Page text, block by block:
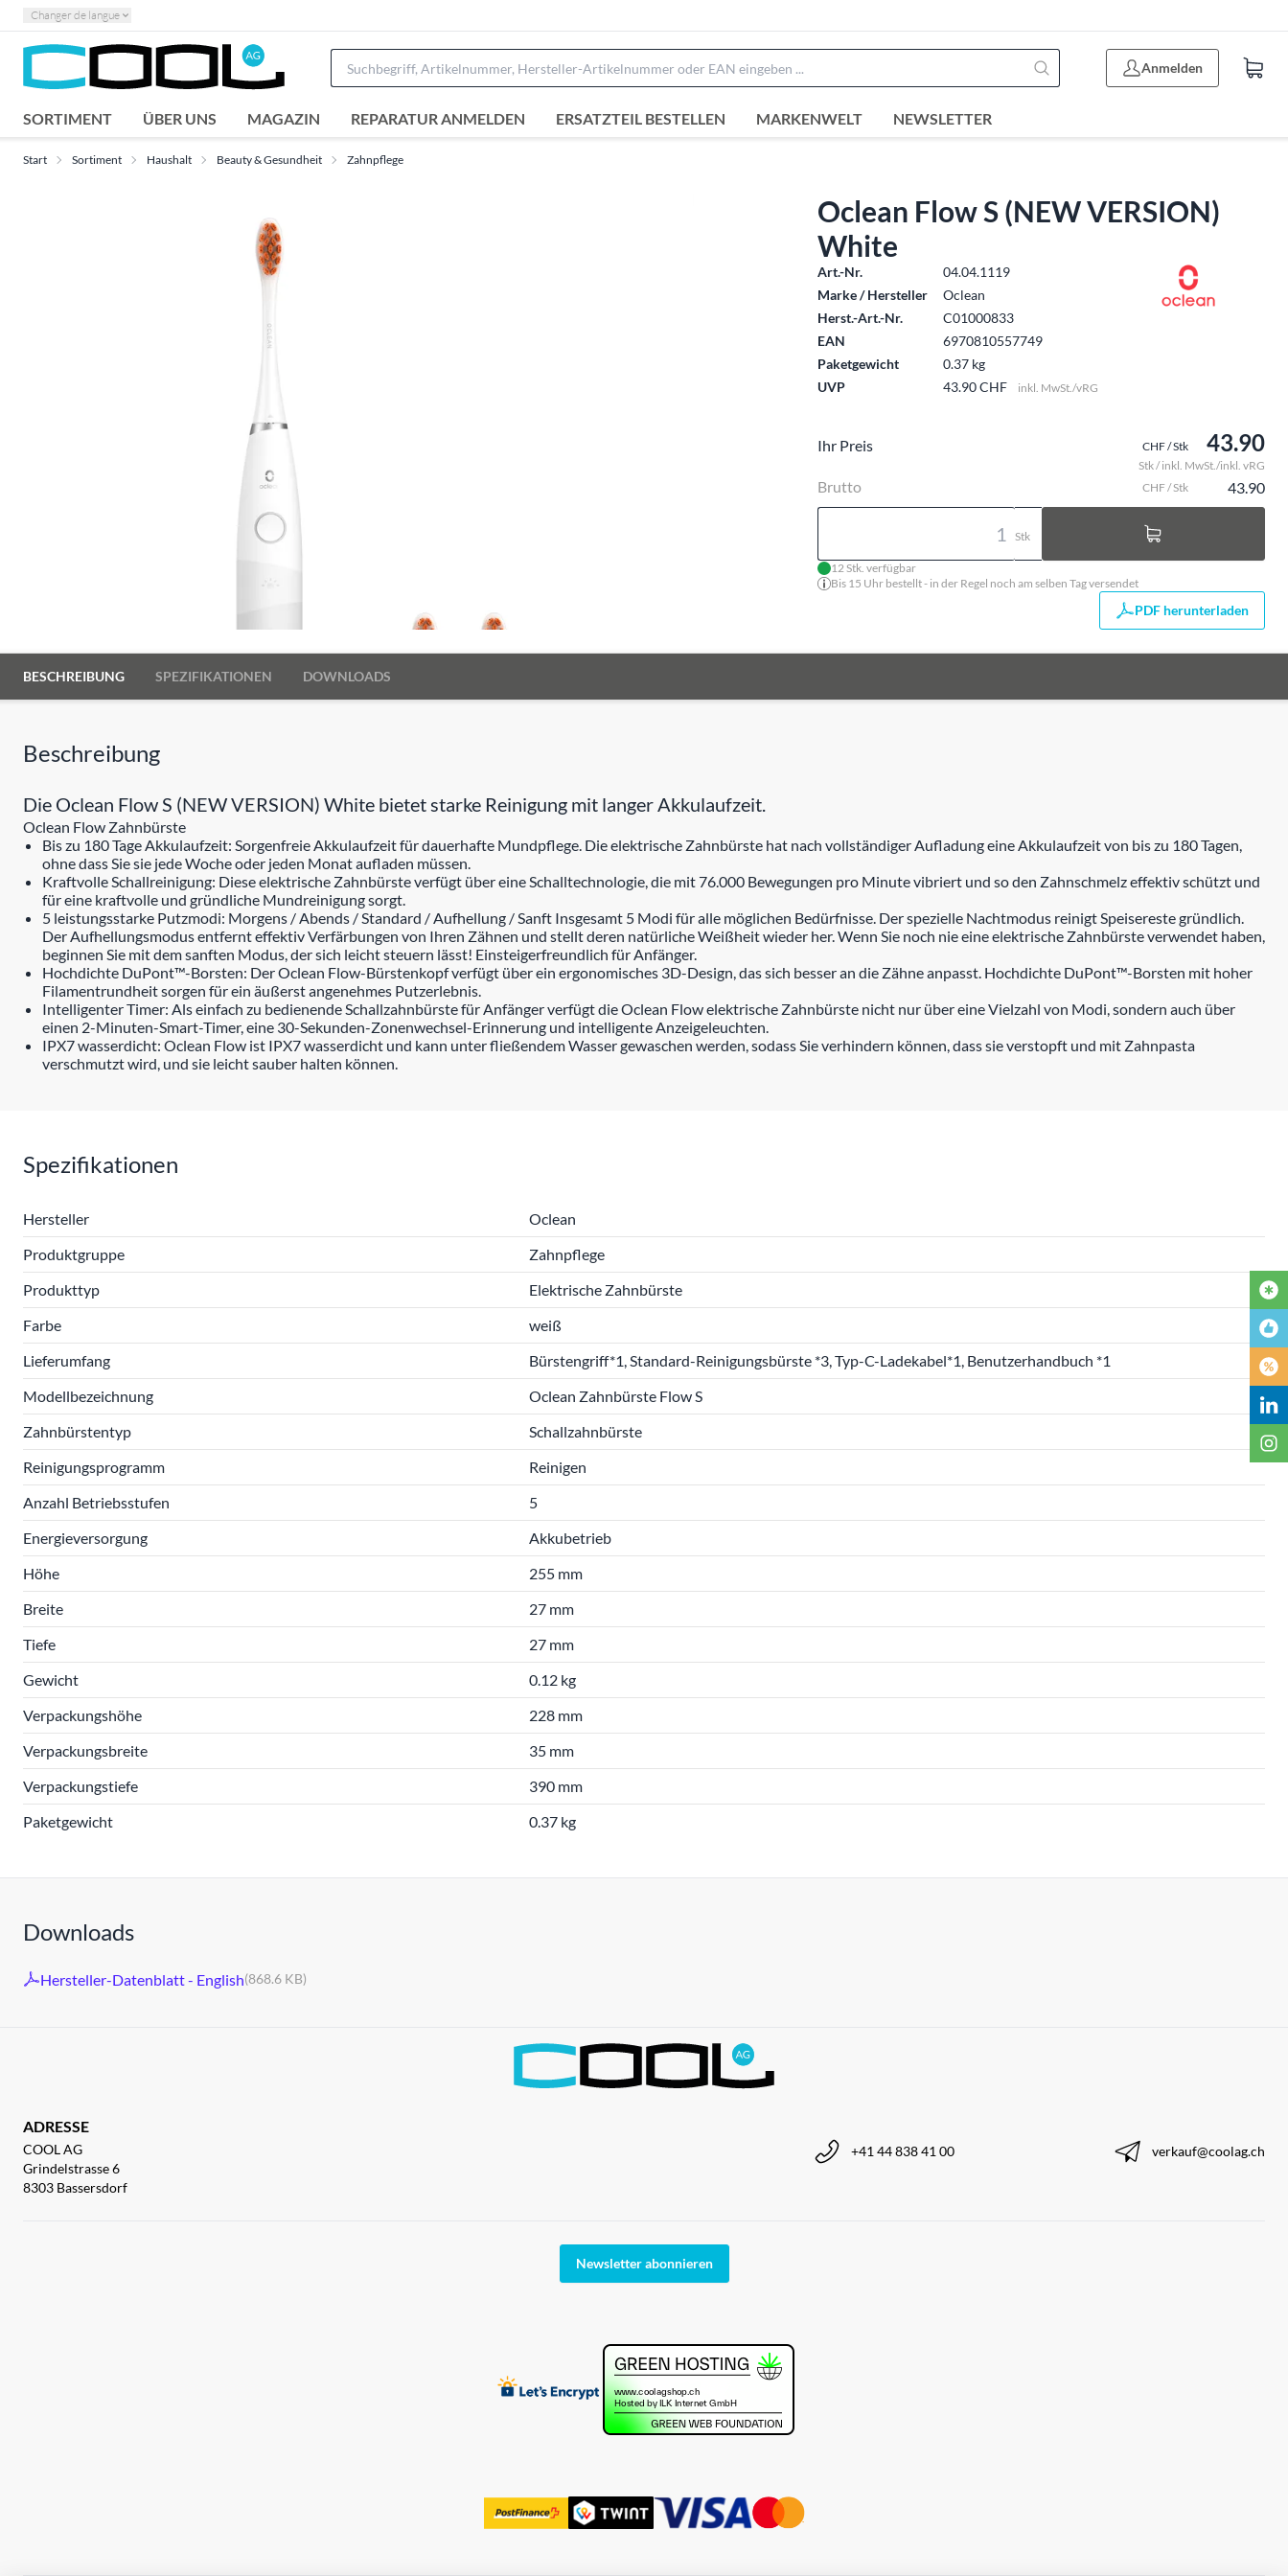
Changer de langue
Anmelden
SORTIMENT ÜBER UNS MAGAZIN REPARATUR ANMELDEN ERSATZTEIL BESTELLEN MARKENWELT NEWSLETTER
Start Sortiment Haushalt Beauty & Gesundheit Zahnpflege
Oclean Flow S (NEW VERSION)
White
Art.-Nr.
04.04.1119
Marke / Hersteller
Oclean
Herst.-Art.-Nr.
C01000833
EAN
6970810557749
Paketgewicht
0.37 kg
UVP
43.90 CHF inkl. MwSt./vRG
Ihr Preis CHF / Stk 43.90
Stk / inkl. MwSt./inkl. vRG
Brutto CHF / Stk 43.90
Stk
12 Stk. verfügbar
Bis 15 Uhr bestellt - in der Regel noch am selben Tag versendet
PDF herunterladen
BESCHREIBUNG SPEZIFIKATIONEN DOWNLOADS
Beschreibung
Die Oclean Flow S (NEW VERSION) White bietet starke Reinigung mit langer Akkulaufzeit.
Oclean Flow Zahnbürste
Bis zu 180 Tage Akkulaufzeit: Sorgenfreie Akkulaufzeit für dauerhafte Mundpflege. Die elektrische Zahnbürste hat nach vollständiger Aufladung eine Akkulaufzeit von bis zu 180 Tagen,
ohne dass Sie sie jede Woche oder jeden Monat aufladen müssen.
Kraftvolle Schallreinigung: Diese elektrische Zahnbürste verfügt über eine Schalltechnologie, die mit 76.000 Bewegungen pro Minute vibriert und so den Zahnschmelz effektiv schützt und
für eine kraftvolle und gründliche Mundreinigung sorgt.
5 leistungsstarke Putzmodi: Morgens / Abends / Standard / Aufhellung / Sanft Insgesamt 5 Modi für alle möglichen Bedürfnisse. Der spezielle Nachtmodus reinigt Speisereste gründlich.
Der Aufhellungsmodus entfernt effektiv Verfärbungen von Ihren Zähnen und stellt deren natürliche Weißheit wieder her. Wenn Sie noch nie eine elektrische Zahnbürste verwendet haben,
beginnen Sie mit dem sanften Modus, der sich leicht steuern lässt! Einsteigerfreundlich für Anfänger.
Hochdichte DuPont™-Borsten: Der Oclean Flow-Bürstenkopf verfügt über ein ergonomisches 3D-Design, das sich besser an die Zähne anpasst. Hochdichte DuPont™-Borsten mit hoher
Filamentrundheit sorgen für ein äußerst angenehmes Putzerlebnis.
Intelligenter Timer: Als einfach zu bedienende Schallzahnbürste für Anfänger verfügt die Oclean Flow elektrische Zahnbürste nicht nur über eine Vielzahl von Modi, sondern auch über
einen 2-Minuten-Smart-Timer, eine 30-Sekunden-Zonenwechsel-Erinnerung und intelligente Anzeigeleuchten.
IPX7 wasserdicht: Oclean Flow ist IPX7 wasserdicht und kann unter fließendem Wasser gewaschen werden, sodass Sie verhindern können, dass sie verstopft und mit Zahnpasta
verschmutzt wird, und sie leicht sauber halten können.
Spezifikationen
Hersteller
Oclean
Produktgruppe
Zahnpflege
Produkttyp
Elektrische Zahnbürste
Farbe
weiß
Lieferumfang
Bürstengriff*1, Standard-Reinigungsbürste *3, Typ-C-Ladekabel*1, Benutzerhandbuch *1
Modellbezeichnung
Oclean Zahnbürste Flow S
Zahnbürstentyp
Schallzahnbürste
Reinigungsprogramm
Reinigen
Anzahl Betriebsstufen
5
Energieversorgung
Akkubetrieb
Höhe
255 mm
Breite
27 mm
Tiefe
27 mm
Gewicht
0.12 kg
Verpackungshöhe
228 mm
Verpackungsbreite
35 mm
Verpackungstiefe
390 mm
Paketgewicht
0.37 kg
Downloads
Hersteller-Datenblatt - English(868.6 KB)
ADRESSE
COOL AG
Grindelstrasse 6
8303 Bassersdorf
+41 44 838 41 00 verkauf@coolag.ch
Newsletter abonnieren